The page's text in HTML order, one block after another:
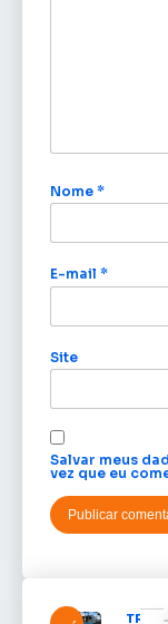
Nome *
E-mail *
Site
Salvar meus
vez que eu
TRE-